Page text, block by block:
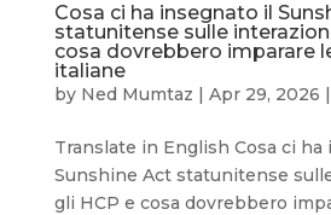
Cosa ci ha insegnato il
statunitense sulle
cosa dovrebbero imparare
italiane
by Ned Mumtaz | Apr 29, 2026 |
Translate in English Cosa ci ha
Sunshine Act statunitense
gli HCP e cosa dovrebbero